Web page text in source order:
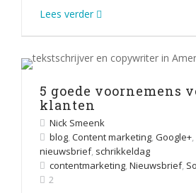
Lees verder
5 goede voornemens
klanten
Nick Smeenk
blog, Content marketing, Google+,
nieuwsbrief, schrikkeldag
contentmarketing, Nieuwsbrief,
2